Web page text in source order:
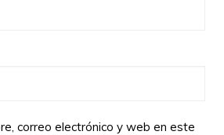
correo electrónico y web en este